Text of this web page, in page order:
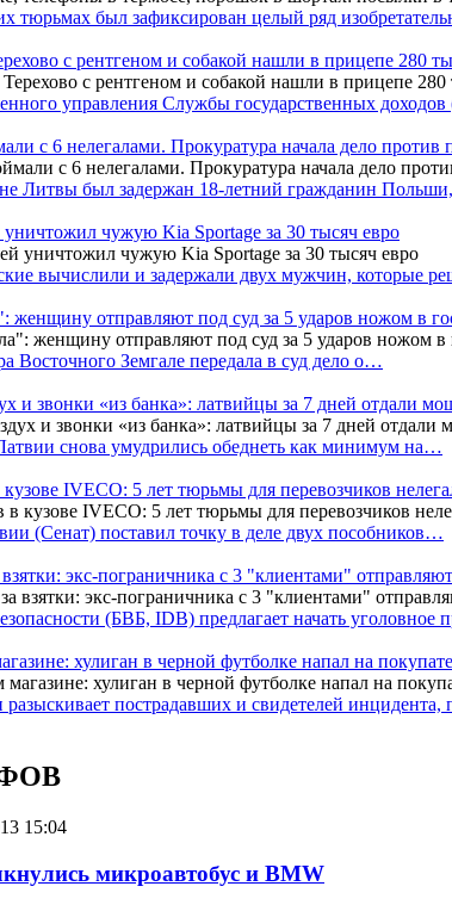
тюрьмах был зафиксирован целый ряд
с рентгеном и собакой нашли в прицепе 280
управления Службы государственных
с 6 нелегалами. Прокуратура начала дело против
Литвы был задержан 18-летний гражданин
чужую Kia Sportage за 30 тысяч евро
вычислили и задержали двух мужчин, которые
женщину отправляют под суд за 5 ударов ножом в
Восточного Земгале передала в суд дело о…
и звонки «из банка»: латвийцы за 7 дней отдали
снова умудрились обеднеть как минимум на…
IVECO: 5 лет тюрьмы для перевозчиков
(Сенат) поставил точку в деле двух пособников…
экс-пограничника с 3 "клиентами"
(БВБ, IDB) предлагает начать уголовное
хулиган в черной футболке напал на
разыскивает пострадавших и свидетелей
15:04
микроавтобус и BMW